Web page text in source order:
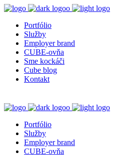
Portfólio
Služby
Employer brand
CUBE-ovňa
Sme kockáči
Cube blog
Kontakt
Portfólio
Služby
Employer brand
CUBE-ovňa